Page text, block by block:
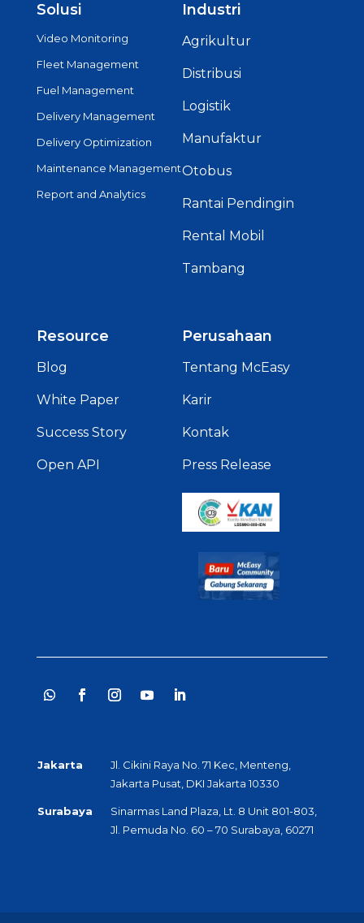
Solusi
Video Monitoring
Fleet Management
Fuel Management
Delivery Management
Delivery Optimization
Maintenance Management
Report and Analytics
Industri
Agrikultur
Distribusi
Logistik
Manufaktur
Otobus
Rantai Pendingin
Rental Mobil
Tambang
Resource
Blog
White Paper
Success Story
Open API
Perusahaan
Tentang McEasy
Karir
Kontak
Press Release
Jakarta
Jl. Cikini Raya No. 71 Kec, Menteng,
Jakarta Pusat, DKI Jakarta 10330
Surabaya
Sinarmas Land Plaza, Lt. 8 Unit 801-803,
Jl. Pemuda No. 60 – 70 Surabaya, 60271